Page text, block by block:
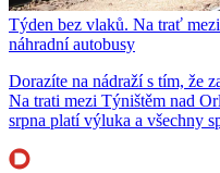
Týden bez vlaků. Na trať
náhradní autobusy
Dorazíte na nádraží s tím, že
Na trati mezi Týništěm nad
srpna platí výluka a všechny